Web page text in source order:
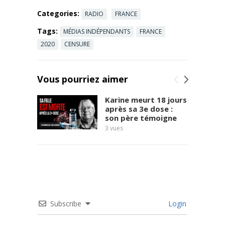
Categories: RADIO FRANCE
Tags: MÉDIAS INDÉPENDANTS
FRANCE
2020
CENSURE
Vous pourriez aimer
Karine meurt 18 jours
après sa 3e dose :
son père témoigne
3 vues
Subscribe Login